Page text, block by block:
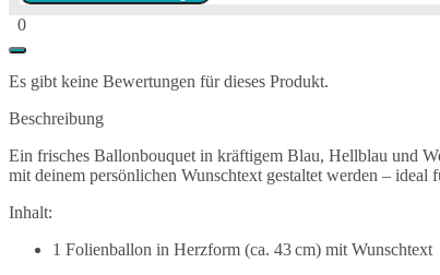
0
Es gibt keine Bewertungen für dieses Produkt.
Beschreibung
Ein frisches Ballonbouquet in kräftigem Blau, Hellblau und
mit deinem persönlichen Wunschtext gestaltet werden – ideal
Inhalt:
1 Folienballon in Herzform (ca. 43 cm) mit Wunschtext